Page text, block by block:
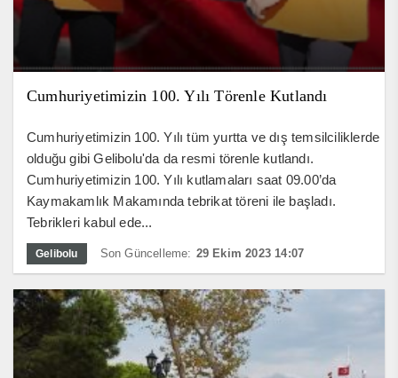
Cumhuriyetimizin 100. Yılı Törenle Kutlandı
Cumhuriyetimizin 100. Yılı tüm yurtta ve dış temsilciliklerde
olduğu gibi Gelibolu'da da resmi törenle kutlandı.
Cumhuriyetimizin 100. Yılı kutlamaları saat 09.00’da
Kaymakamlık Makamında tebrikat töreni ile başladı.
Tebrikleri kabul ede...
Gelibolu Son Güncelleme: 29 Ekim 2023 14:07